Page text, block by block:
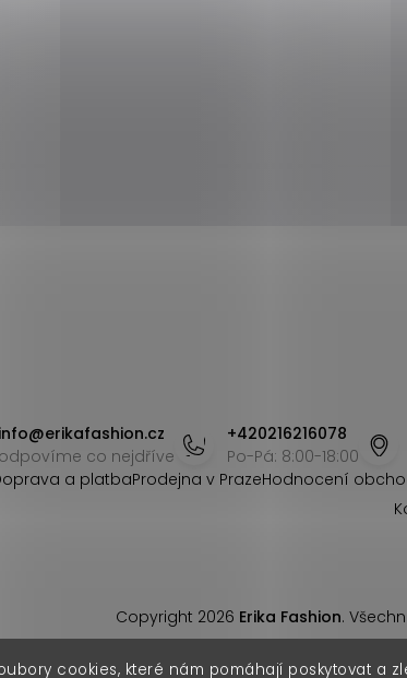
cookies, které nám pomáhají poskytovat a
info@erikafashion.cz
odpovíme co nejdříve
+420216216078
Po-Pá: 8:00-18:00
a platbaProdejna v PrazeHodnocení
Copyright 2026 Erika Fashion.